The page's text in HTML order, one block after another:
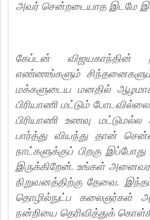
அவர் சென்றடையாத இடமே
கேப்டன் விஜயகாந்தின்
எண்ணங்களும்
மக்களுடைய மனதில்
பிரியாணி மட்டும்
பிரியாணி உணவு
பார்த்து வியந்து தான்
நாட்களுக்குப் பிறகு
இருக்கிறேன். உங்கள்
நிறுவனத்திற்கு தேவை.
தொழில்நுட்ப கலைஞர்கள்
நன்றியை தெரிவித்துக்